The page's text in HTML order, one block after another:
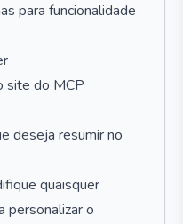
para funcionalidade
site do MCP
deseja resumir no
quaisquer
personalizar o